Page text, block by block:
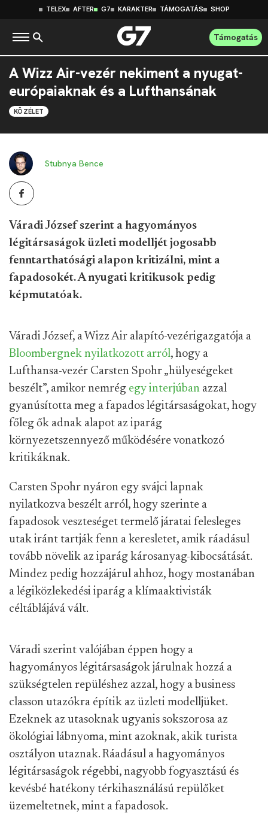
TELEX AFTER G7 KARAKTER TÁMOGATÁS SHOP
Támogatás
A Wizz Air-vezér nekiment a nyugat-
európaiaknak és a Lufthansának
KÖZÉLET
Stubnya Bence
Váradi József szerint a hagyományos
légitársaságok üzleti modelljét jogosabb
fenntarthatósági alapon kritizálni, mint a
fapadosokét. A nyugati kritikusok pedig
képmutatóak.
Váradi József, a Wizz Air alapító-vezérigazgatója a
Bloombergnek nyilatkozott arról, hogy a
Lufthansa-vezér Carsten Spohr „hülyeségeket
beszélt”, amikor nemrég egy interjúban azzal
gyanúsította meg a fapados légitársaságokat, hogy
főleg ők adnak alapot az iparág
környezetszennyező működésére vonatkozó
kritikáknak.
Carsten Spohr nyáron egy svájci lapnak
nyilatkozva beszélt arról, hogy szerinte a
fapadosok veszteséget termelő járatai felesleges
utak iránt tartják fenn a keresletet, amik ráadásul
tovább növelik az iparág károsanyag-kibocsátását.
Mindez pedig hozzájárul ahhoz, hogy mostanában
a légiközlekedési iparág a klímaaktivisták
céltáblájává vált.
Váradi szerint valójában éppen hogy a
hagyományos légitársaságok járulnak hozzá a
szükségtelen repüléshez azzal, hogy a business
classon utazókra építik az üzleti modelljüket.
Ezeknek az utasoknak ugyanis sokszorosa az
ökológiai lábnyoma, mint azoknak, akik turista
osztályon utaznak. Ráadásul a hagyományos
légitársaságok régebbi, nagyobb fogyasztású és
kevésbé hatékony térkihasználású repülőket
üzemeltetnek, mint a fapadosok.